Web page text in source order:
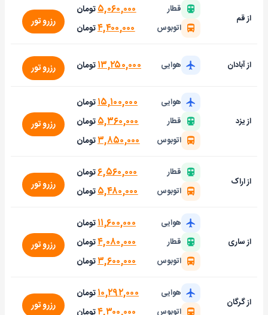
از قم
قطار ۵,۰۶۰,۰۰۰تومان
اتوبوس ۴,۴۰۰,۰۰۰تومان رزرو تور
از آبادان هوایی ۱۳,۲۵۰,۰۰۰تومان رزرو تور
از یزد
هوایی ۱۵,۱۰۰,۰۰۰تومان
قطار ۵,۳۶۰,۰۰۰تومان
اتوبوس ۳,۸۵۰,۰۰۰تومان
رزرو تور
از اراک
قطار ۶,۵۶۰,۰۰۰تومان
اتوبوس ۵,۴۸۰,۰۰۰تومان رزرو تور
از ساری
هوایی ۱۱,۶۰۰,۰۰۰تومان
قطار ۴,۰۸۰,۰۰۰تومان
اتوبوس ۳,۶۰۰,۰۰۰تومان
رزرو تور
از گرگان
هوایی ۱۰,۲۹۲,۰۰۰تومان
اتوبوس رزرو تور